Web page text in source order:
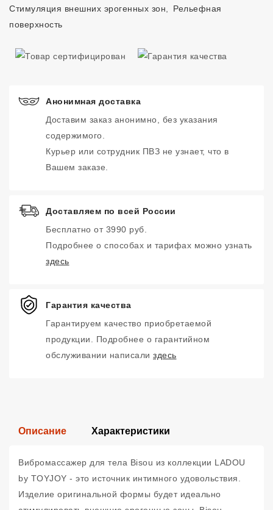
Стимуляция внешних эрогенных зон
Рельефная
поверхность
Анонимная доставка
Доставим заказ анонимно, без указания
содержимого.
Курьер или сотрудник ПВЗ не узнает, что в
Вашем заказе.
Доставляем по всей России
Бесплатно от 3990 руб.
Подробнее о способах и тарифах можно узнать
здесь
Гарантия качества
Гарантируем качество приобретаемой
продукции. Подробнее о гарантийном
обслуживании написали здесь
Описание Характеристики
Вибромассажер для тела Bisou из коллекции LADOU
by TOYJOY - это источник интимного удовольствия.
Изделие оригинальной формы будет идеально